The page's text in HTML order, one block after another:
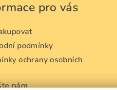
y
pro vás
podmínky
ochrany osobních
nám